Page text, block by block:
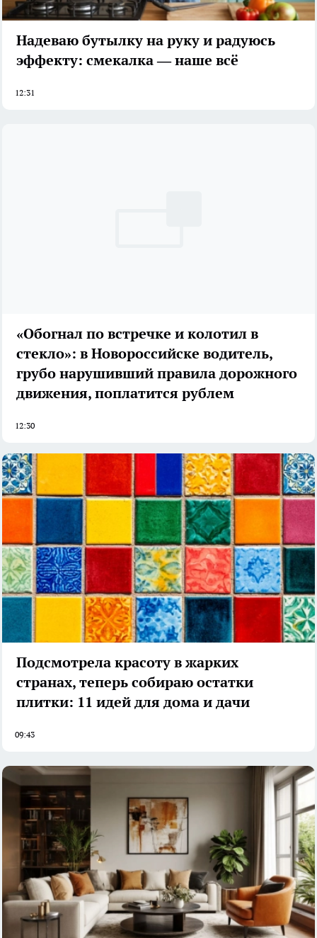
Надеваю бутылку на руку и радуюсь
эффекту: смекалка — наше всё
12:31
«Обогнал по встречке и колотил в
стекло»: в Новороссийске водитель,
грубо нарушивший правила дорожного
движения, поплатится рублем
12:30
Подсмотрела красоту в жарких
странах, теперь собираю остатки
плитки: 11 идей для дома и дачи
09:43